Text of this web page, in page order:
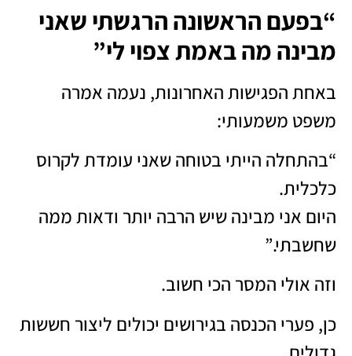
“בפעם הראשונה הרגשתי שאני
מבינה מה באמת צפוי לי”
באחת הפגישות האחרונות, נעמה אמרה
משפט משמעותי:
“בהתחלה הייתי בטוחה שאני עומדת לקרוס
כלכלית.
היום אני מבינה שיש הרבה יותר ודאות ממה
שחשבתי.”
וזה אולי המסר הכי חשוב.
כן, פערי הכנסה בגירושים יכולים ליצור חששות